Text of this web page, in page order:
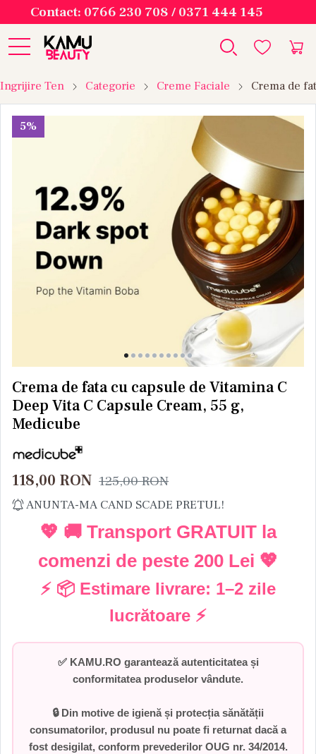
Contact: 0766 230 708 / 0371 444 145
Ingrijire Ten Categorie Creme Faciale Crema de
5%
Crema de fata cu capsule de Vitamina C
Deep Vita C Capsule Cream, 55 g,
Medicube
118,00 RON 125,00RON
ANUNTA-MA CAND SCADE PRETUL!
💖 🚚 Transport GRATUIT la
comenzi de peste 200 Lei 💖
⚡ 📦 Estimare livrare: 1–2 zile
lucrătoare ⚡
✅ KAMU.RO garantează autenticitatea și
conformitatea produselor vândute.
🔒 Din motive de igienă și protecția sănătății
consumatorilor, produsul nu poate fi returnat dacă a
fost desigilat, conform prevederilor OUG nr. 34/2014.